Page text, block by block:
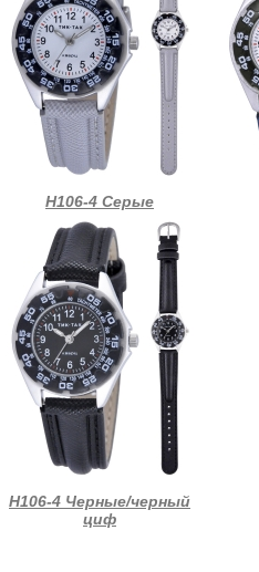
Н106-4 Серые
Н106-4 Черные/черный
циф